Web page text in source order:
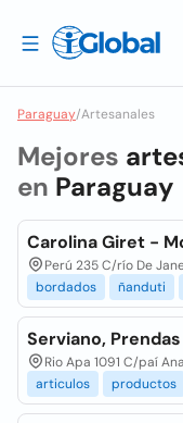
Paraguay/Artesanales
Mejores
en Paraguay
Carolina Giret -
Perú 235 C/río De
bordados
ñanduti
Serviano,
Rio Apa 1091 C/paí
articulos
productos